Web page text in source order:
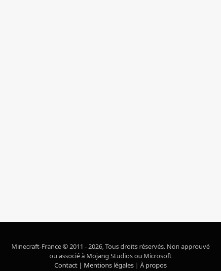
Minecraft-France © 2011 - 2026, Tous droits réservés. Non approuvé
ou associé à Mojang Studios ou Microsoft
Contact | Mentions légales | À propos